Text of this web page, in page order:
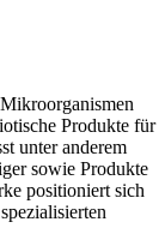
Produkte für
unter anderem
sowie Produkte
positioniert sich